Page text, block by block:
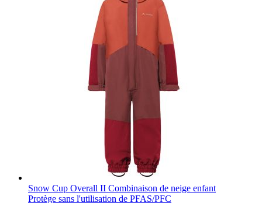
Snow Cup Overall II Combinaison de neige enfant
Protège sans l'utilisation de PFAS/PFC